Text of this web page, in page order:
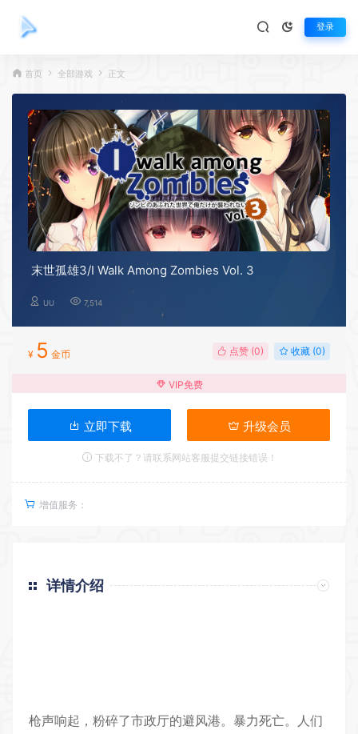
登录
首页 全部游戏 正文
末世孤雄3/I Walk Among Zombies Vol. 3
UU 7,514
¥ 5 金币 点赞 (0) 收藏 (0)
VIP免费
立即下载 升级会员
下载不了？请联系网站客服提交链接错误！
增值服务：
详情介绍
枪声响起，粉碎了市政厅的避风港。暴力死亡。人们